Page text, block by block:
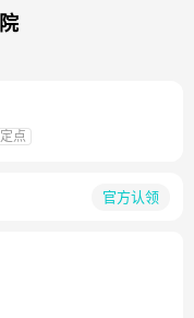
点
官方认领